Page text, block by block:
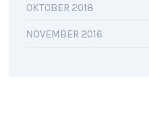
OKTOBER 2018
NOVEMBER 2016